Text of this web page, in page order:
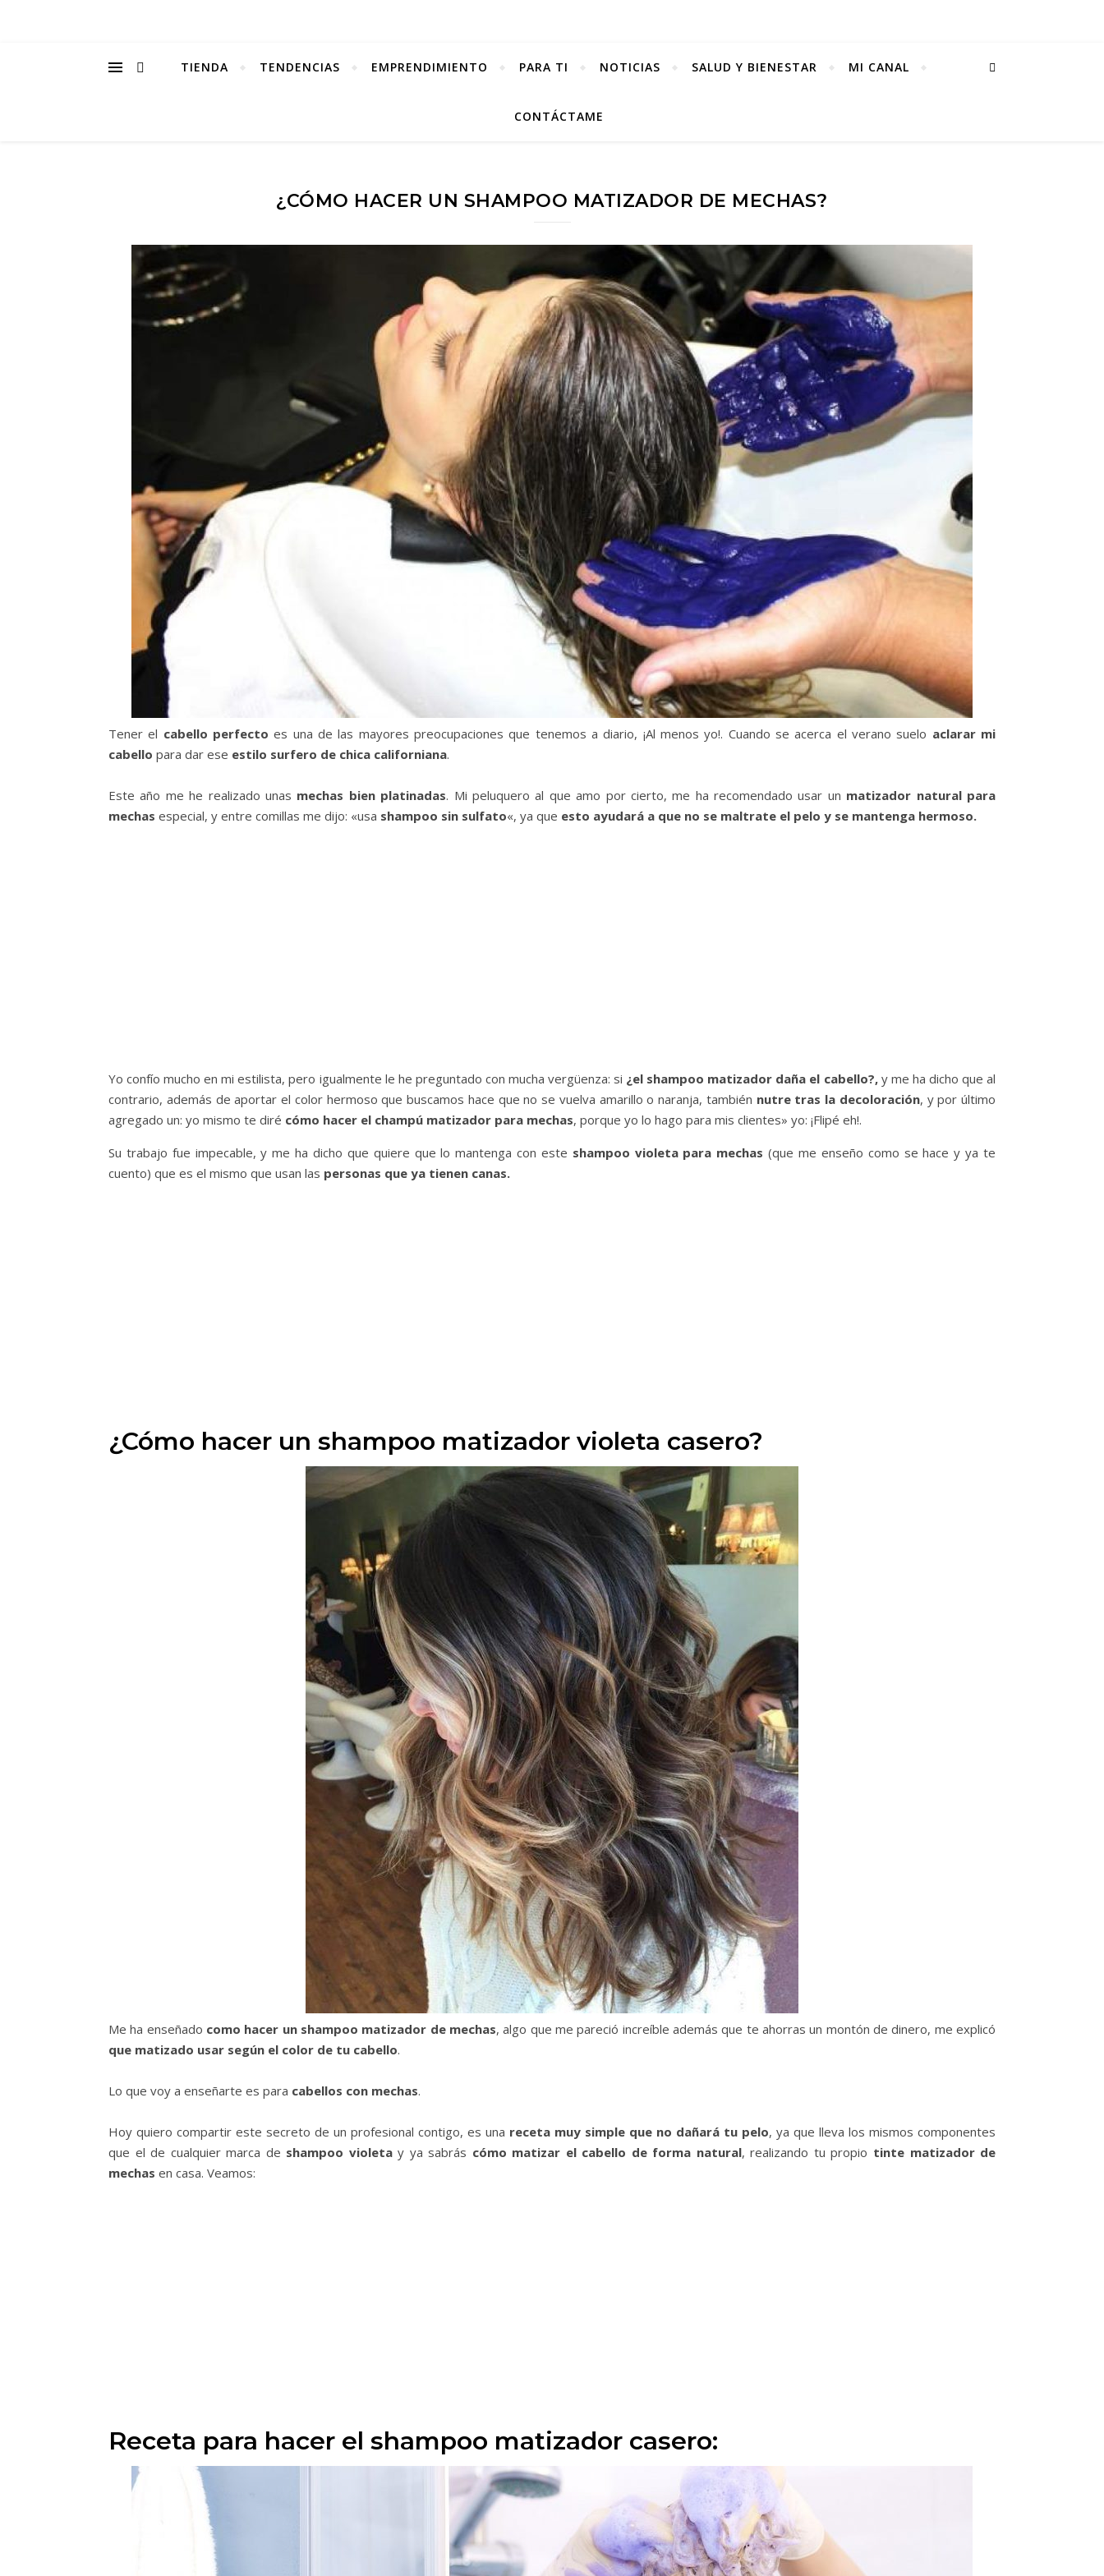
TIENDA TENDENCIAS EMPRENDIMIENTO PARA TI NOTICIAS SALUD Y BIENESTAR MI CANAL
CONTÁCTAME
¿CÓMO HACER UN SHAMPOO MATIZADOR DE MECHAS?
Tener el cabello perfecto es una de las mayores preocupaciones que tenemos a diario, ¡Al menos yo!. Cuando se acerca el verano suelo aclarar mi
cabello para dar ese estilo surfero de chica californiana.
Este año me he realizado unas mechas bien platinadas. Mi peluquero al que amo por cierto, me ha recomendado usar un matizador natural para
mechas especial, y entre comillas me dijo: «usa shampoo sin sulfato«, ya que esto ayudará a que no se maltrate el pelo y se mantenga hermoso.
Yo confío mucho en mi estilista, pero igualmente le he preguntado con mucha vergüenza: si ¿el shampoo matizador daña el cabello?,y me ha dicho que al
contrario, además de aportar el color hermoso que buscamos hace que no se vuelva amarillo o naranja, también nutre tras la decoloración, y por último
agregado un: yo mismo te diré cómo hacer el champú matizador para mechas, porque yo lo hago para mis clientes» yo: ¡Flipé eh!.
Su trabajo fue impecable, y me ha dicho que quiere que lo mantenga con este shampoo violeta para mechas (que me enseño como se hace y ya te
cuento) que es el mismo que usan las personas que ya tienen canas.
¿Cómo hacer un shampoo matizador violeta casero?
Me ha enseñado como hacer un shampoo matizador de mechas, algo que me pareció increíble además que te ahorras un montón de dinero, me explicó
que matizado usar según el color de tu cabello.
Lo que voy a enseñarte es para cabellos con mechas.
Hoy quiero compartir este secreto de un profesional contigo, es una receta muy simple que no dañará tu pelo, ya que lleva los mismos componentes
que el de cualquier marca de shampoo violetay ya sabrás cómo matizar el cabello de forma natural, realizando tu propio tinte matizador de
mechas en casa. Veamos:
Receta para hacer el shampoo matizador casero: